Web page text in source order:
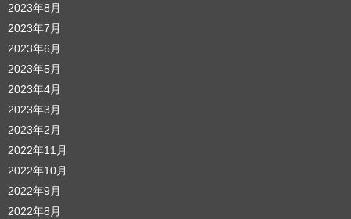
2023年8月
2023年7月
2023年6月
2023年5月
2023年4月
2023年3月
2023年2月
2022年11月
2022年10月
2022年9月
2022年8月